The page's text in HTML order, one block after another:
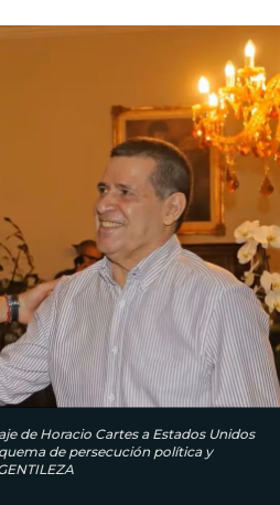
de Horacio Cartes a Estados Unidos
de persecución política y